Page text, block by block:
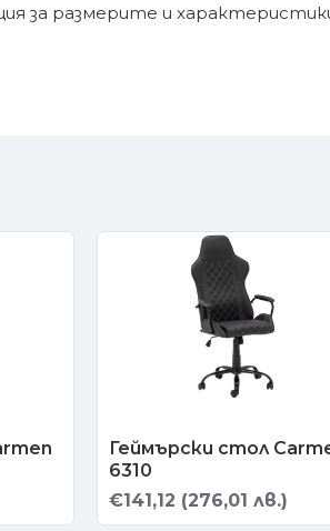
за размерите и
Геймърски стол
6310
€141,12 (276,01 лв.)